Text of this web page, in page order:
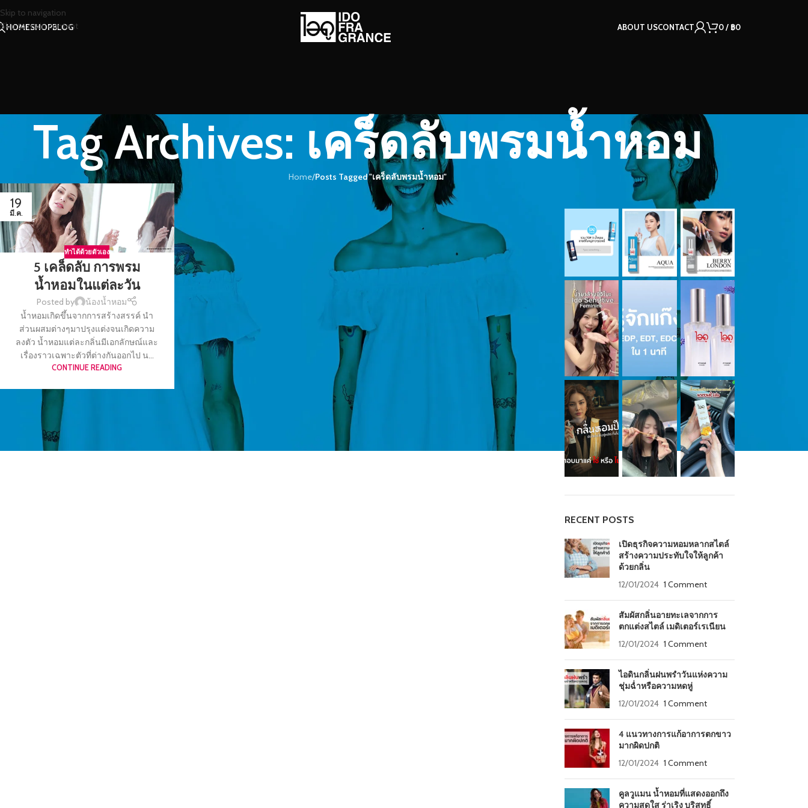
Skip to navigation
Skip to main content
HOMESHOPBLOG ABOUT USCONTACT 0/ ฿0
Tag Archives: เคร็ดลับพรมน้ำหอม
Home/Posts Tagged "เคร็ดลับพรมน้ำหอม"
19
มี.ค.
ทำได้ด้วยตัวเอง
5 เคล็ดลับ การพรม
น้ำหอมในแต่ละวัน
Posted by
น้องน้ำหอม
น้ำหอมเกิดขึ้นจากการสร้างสรรค์ นำ
ส่วนผสมต่างๆมาปรุงแต่งจนเกิดความ
ลงตัว น้ำหอมแต่ละกลิ่นมีเอกลักษณ์และ
เรื่องราวเฉพาะตัวที่ต่างกันออกไป น...
CONTINUE READING
OUR INSTAGRAM
RECENT POSTS
เปิดธุรกิจความหอมหลากสไตล์
สร้างความประทับใจให้ลูกค้า
ด้วยกลิ่น
12/01/2024 1 Comment
สัมผัสกลิ่นอายทะเลจากการ
ตกแต่งสไตล์ เมดิเตอร์เรเนียน
12/01/2024 1 Comment
ไอดินกลิ่นฝนพรำวันแห่งความ
ชุ่มฉ่ำหรือความหดหู่
12/01/2024 1 Comment
4 แนวทางการแก้อาการตกขาว
มากผิดปกติ
12/01/2024 1 Comment
คูลวูแมน น้ำหอมที่แสดงออกถึง
ความสดใส ร่าเริง บริสุทธิ์